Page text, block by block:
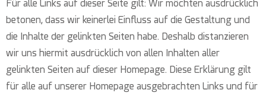
Für alle Links auf dieser Seite gilt: Wir möchten ausdrücklich
betonen, dass wir keinerlei Einfluss auf die Gestaltung und
die Inhalte der gelinkten Seiten habe. Deshalb distanzieren
wir uns hiermit ausdrücklich von allen Inhalten aller
gelinkten Seiten auf dieser Homepage. Diese Erklärung gilt
für alle auf unserer Homepage ausgebrachten Links und für